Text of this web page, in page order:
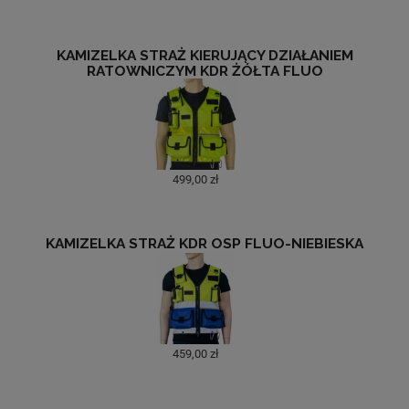
KAMIZELKA STRAŻ KIERUJĄCY DZIAŁANIEM
RATOWNICZYM KDR ŻÓŁTA FLUO
499,00 zł
KAMIZELKA STRAŻ KDR OSP FLUO-NIEBIESKA
459,00 zł